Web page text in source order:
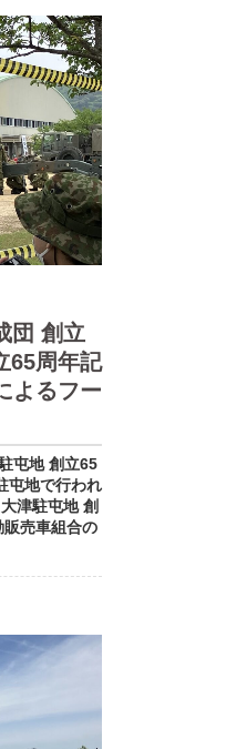
団 創立
65周年記
よるフー
屯地 創立65
地で行われ
津駐屯地 創
売車組合の